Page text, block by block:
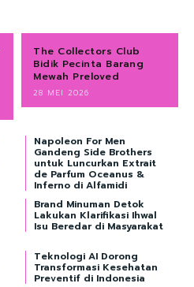
The Collectors Club
Bidik Pecinta Barang
Mewah Preloved
28 MEI 2026
Napoleon For Men
Gandeng Side Brothers
untuk Luncurkan Extrait
de Parfum Oceanus &
Inferno di Alfamidi
Brand Minuman Detok
Lakukan Klarifikasi Ihwal
Isu Beredar di Masyarakat
Teknologi AI Dorong
Transformasi Kesehatan
Preventif di Indonesia